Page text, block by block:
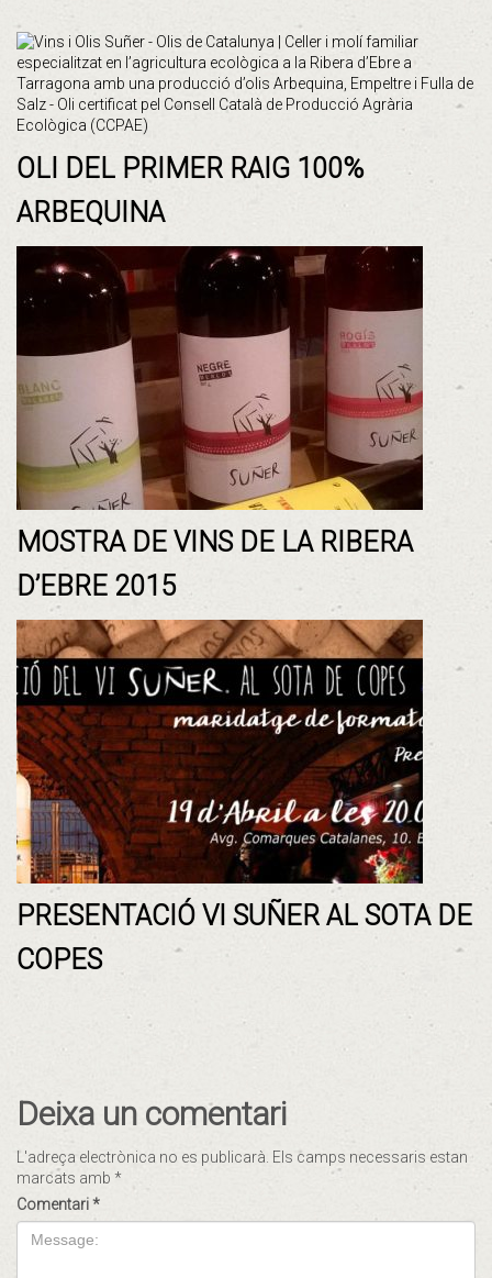
OLI DEL PRIMER RAIG 100%
ARBEQUINA
MOSTRA DE VINS DE LA RIBERA
D’EBRE 2015
PRESENTACIÓ VI SUÑER AL SOTA DE
COPES
Deixa un comentari
L'adreça electrònica no es publicarà. Els camps necessaris estan
marcats amb *
Comentari*